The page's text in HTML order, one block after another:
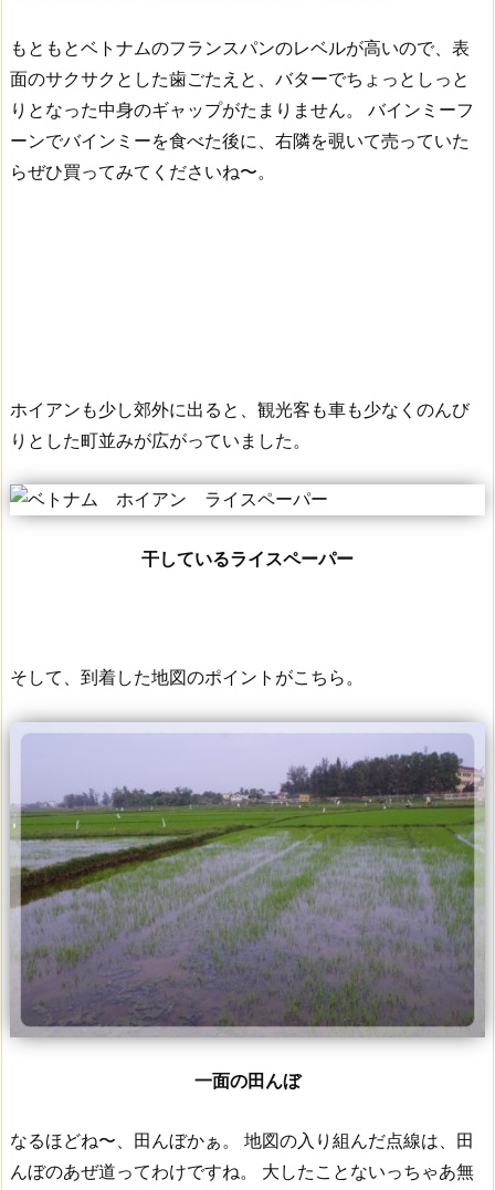
もともとベトナムのフランスパンのレベルが高いので、表
面のサクサクとした歯ごたえと、バターでちょっとしっと
りとなった中身のギャップがたまりません。
バインミーフ
ーンでバインミーを食べた後に、右隣を覗いて売っていた
らぜひ買ってみてくださいね〜。
ホイアンも少し郊外に出ると、観光客も車も少なくのんび
りとした町並みが広がっていました。
干しているライスペーパー
そして、到着した地図のポイントがこちら。
一面の田んぼ
なるほどね〜、田んぼかぁ。
地図の入り組んだ点線は、田
んぼのあぜ道ってわけですね。
大したことないっちゃあ無